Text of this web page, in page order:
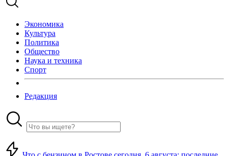
Экономика
Культура
Политика
Общество
Наука и техника
Спорт
Редакция